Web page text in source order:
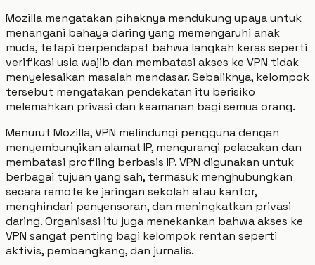
Mozilla mengatakan pihaknya mendukung upaya untuk
menangani bahaya daring yang memengaruhi anak
muda, tetapi berpendapat bahwa langkah keras seperti
verifikasi usia wajib dan membatasi akses ke VPN tidak
menyelesaikan masalah mendasar. Sebaliknya, kelompok
tersebut mengatakan pendekatan itu berisiko
melemahkan privasi dan keamanan bagi semua orang.
Menurut Mozilla, VPN melindungi pengguna dengan
menyembunyikan alamat IP, mengurangi pelacakan dan
membatasi profiling berbasis IP. VPN digunakan untuk
berbagai tujuan yang sah, termasuk menghubungkan
secara remote ke jaringan sekolah atau kantor,
menghindari penyensoran, dan meningkatkan privasi
daring. Organisasi itu juga menekankan bahwa akses ke
VPN sangat penting bagi kelompok rentan seperti
aktivis, pembangkang, dan jurnalis.